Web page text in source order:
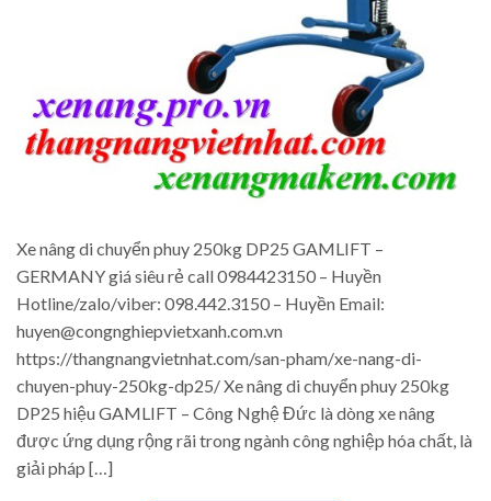
Xe nâng di chuyển phuy 250kg DP25 GAMLIFT –
GERMANY giá siêu rẻ call 0984423150 – Huyền
Hotline/zalo/viber: 098.442.3150 – Huyền Email:
huyen@congnghiepvietxanh.com.vn
https://thangnangvietnhat.com/san-pham/xe-nang-di-
chuyen-phuy-250kg-dp25/ Xe nâng di chuyển phuy 250kg
DP25 hiệu GAMLIFT – Công Nghệ Đức là dòng xe nâng
được ứng dụng rộng rãi trong ngành công nghiệp hóa chất, là
giải pháp […]